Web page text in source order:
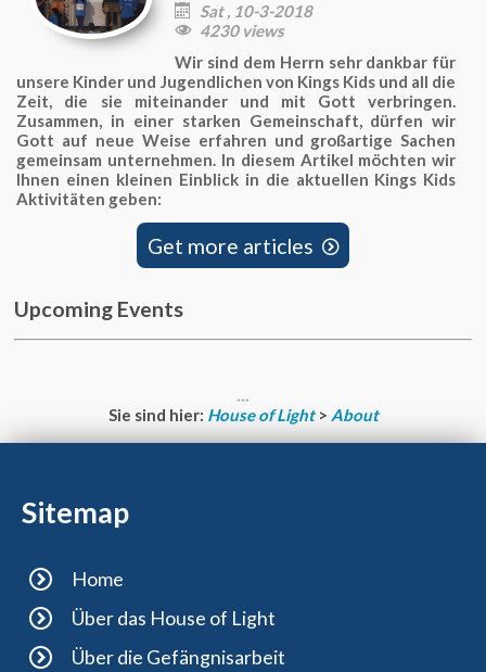
 Sat , 10-3-2018
 4230 views
Wir sind dem Herrn sehr dankbar für
unsere Kinder und Jugendlichen von Kings Kids und all die
Zeit, die sie miteinander und mit Gott verbringen.
Zusammen, in einer starken Gemeinschaft, dürfen wir
Gott auf neue Weise erfahren und großartige Sachen
gemeinsam unternehmen. In diesem Artikel möchten wir
Ihnen einen kleinen Einblick in die aktuellen Kings Kids
Aktivitäten geben:
Get more articles 
Upcoming Events
Sie sind hier: House of Light > About
Sitemap
Home
Über das House of Light
Über die Gefängnisarbeit